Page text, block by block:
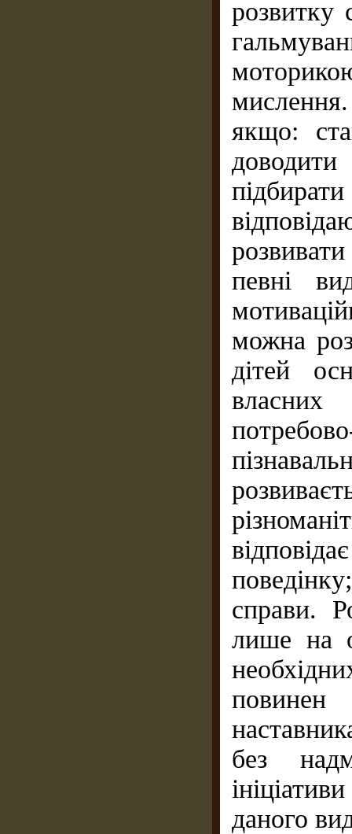
розвитку
якщо:
певні
можна
дітей
справи.
лише на
без
даного